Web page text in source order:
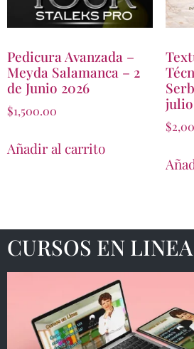
Pedicura Avanzada –
Meyda Salamanca – 2
de Junio 2026
$1,500.00
Añadir al carrito
julio
$
CURSOS EN LINEA